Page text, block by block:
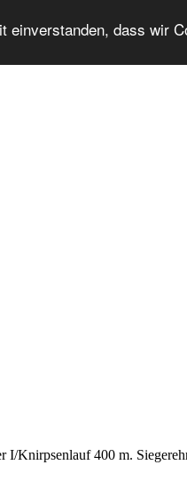
einverstanden, dass wir
400 m.